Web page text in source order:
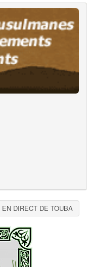
DIRECT DE TOUBA